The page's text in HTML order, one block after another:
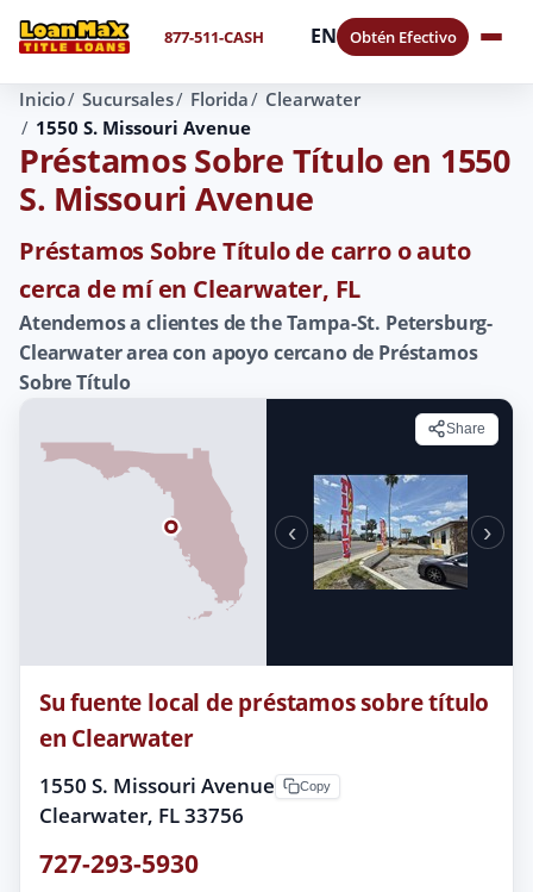
877-511-CASH EN Obtén Efectivo
Inicio Sucursales Florida
Clearwater
1550 S. Missouri Avenue
Préstamos Sobre Título en 1550
S. Missouri Avenue
Préstamos Sobre Título de carro o auto
cerca de mí en Clearwater, FL
Atendemos a clientes de the Tampa-St. Petersburg-
Clearwater area con apoyo cercano de Préstamos
Sobre Título
Share
‹ ›
Su fuente local de préstamos sobre título
en Clearwater
1550 S. Missouri Avenue
Clearwater, FL 33756
Copy
727-293-5930